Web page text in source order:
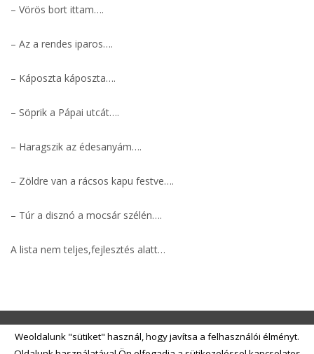
– Vörös bort ittam….
– Az a rendes iparos….
– Káposzta káposzta….
– Söprik a Pápai utcát….
– Haragszik az édesanyám….
– Zöldre van a rácsos kapu festve….
– Túr a disznó a mocsár szélén….
A lista nem teljes,fejlesztés alatt…
2016 © Vokál Akkord Band Zenekar - Minden jog fenntartva | Weboldal
Mweb
Weoldalunk "sütiket" használ, hogy javítsa a felhasználói élményt.